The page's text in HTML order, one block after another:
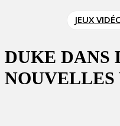
JEUX
DUKE DANS
NOUVELLES